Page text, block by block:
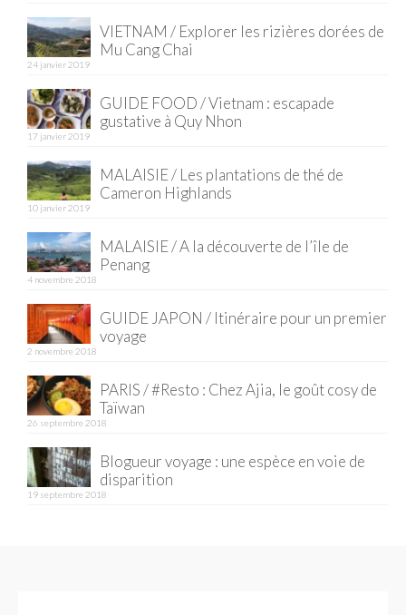
Royaume-Uni
GUIDES FOOD
ALLEMAGNE
– Berlin
– Munich
BOLIVIE
– Sucre
CHILI
CHINE
– Beijing
– Guilin
CORÉE DU SUD
VIETNAM / Explorer les rizières dorées de
Mu Cang Chai
24 janvier 2019
GUIDE FOOD / Vietnam : escapade
gustative à Quy Nhon
17 janvier 2019
MALAISIE / Les plantations de thé de
Cameron Highlands
10 janvier 2019
MALAISIE / A la découverte de l’île de
Penang
4 novembre 2018
GUIDE JAPON / Itinéraire pour un premier
voyage
2 novembre 2018
PARIS / #Resto : Chez Ajia, le goût cosy de
Taïwan
26 septembre 2018
Blogueur voyage : une espèce en voie de
disparition
19 septembre 2018